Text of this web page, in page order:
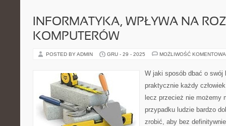
INFORMATYKA, WPŁYWA NA
KOMPUTERÓW
POSTED BY ADMIN GRU - 29 - 2025 MOŻLIWOŚĆ
W jaki sposób dbać o swój
praktycznie każdy
lecz przecież nie możemy
przypadku ludzie bardzo
zrobić, aby bez